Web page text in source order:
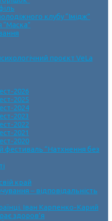
клубу “Імідж”
“Маска”
проєкт VeLa
2026
2025
2024
2023
2022
2021
2020
фестиваль “Натхнення без
край
– відповідальність
Іван Карпенко-Карий
здоров’я